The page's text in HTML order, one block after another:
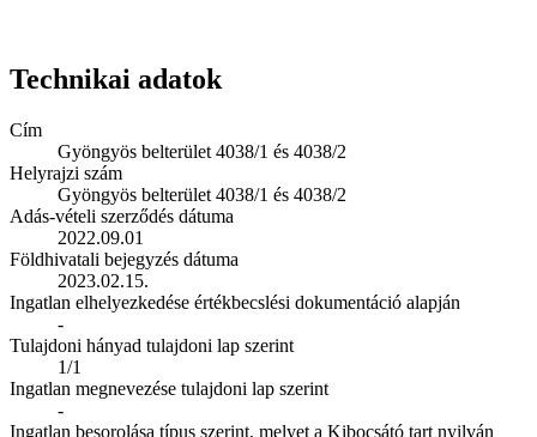
Technikai adatok
Cím
Gyöngyös belterület 4038/1 és 4038/2
Helyrajzi szám
Gyöngyös belterület 4038/1 és 4038/2
Adás-vételi szerződés dátuma
2022.09.01
Földhivatali bejegyzés dátuma
2023.02.15.
Ingatlan elhelyezkedése értékbecslési dokumentáció alapján
-
Tulajdoni hányad tulajdoni lap szerint
1/1
Ingatlan megnevezése tulajdoni lap szerint
-
Ingatlan besorolása típus szerint, melyet a Kibocsátó tart nyilván